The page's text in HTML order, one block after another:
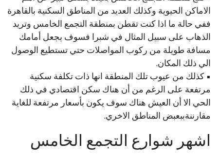
الاماكن الحيوية وكذلك العديد من المناطق السكنية بالقاهرة
ففي حالة ما اذا كنت تقطن بمنطقة التجمع الخامس وتريد
الذهاب على سبيل المثال في شبرا فسوف يجعل أمامك
مسافة طويلة من ركوب المواصلات حتي تستطيع الوصول
الي ذلك المكان.
• كذلك من عيوب تلك المنطقة انها ذات تكلفة سكنية
مرتفعة على الرغم من أن هناك سكن اقتصادي في ذلك
الحي الا أن العيش هناك سوف يكون بأسعار مرتفعة للغاية
مقارننةببعبض المناطق الاخري.
اشهر شوارع التجمع الخامس